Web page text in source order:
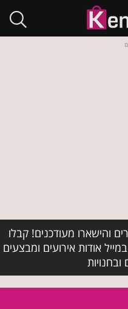
והישארו מעודכנים! קבלו
אודות אירועים ומבצעים
ובחנויות